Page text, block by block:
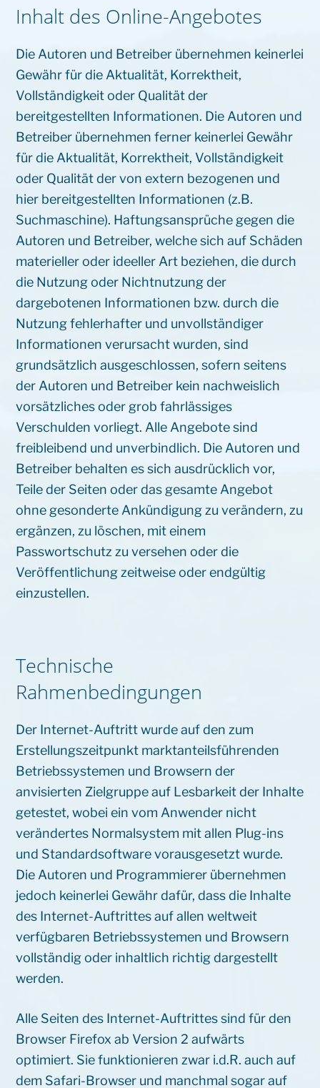
Inhalt des Online-Angebotes
Die Autoren und Betreiber übernehmen keinerlei
Gewähr für die Aktualität, Korrektheit,
Vollständigkeit oder Qualität der
bereitgestellten Informationen. Die Autoren und
Betreiber übernehmen ferner keinerlei Gewähr
für die Aktualität, Korrektheit, Vollständigkeit
oder Qualität der von extern bezogenen und
hier bereitgestellten Informationen (z.B.
Suchmaschine). Haftungsansprüche gegen die
Autoren und Betreiber, welche sich auf Schäden
materieller oder ideeller Art beziehen, die durch
die Nutzung oder Nichtnutzung der
dargebotenen Informationen bzw. durch die
Nutzung fehlerhafter und unvollständiger
Informationen verursacht wurden, sind
grundsätzlich ausgeschlossen, sofern seitens
der Autoren und Betreiber kein nachweislich
vorsätzliches oder grob fahrlässiges
Verschulden vorliegt. Alle Angebote sind
freibleibend und unverbindlich. Die Autoren und
Betreiber behalten es sich ausdrücklich vor,
Teile der Seiten oder das gesamte Angebot
ohne gesonderte Ankündigung zu verändern, zu
ergänzen, zu löschen, mit einem
Passwortschutz zu versehen oder die
Veröffentlichung zeitweise oder endgültig
einzustellen.
Technische
Rahmenbedingungen
Der Internet-Auftritt wurde auf den zum
Erstellungszeitpunkt marktanteilsführenden
Betriebssystemen und Browsern der
anvisierten Zielgruppe auf Lesbarkeit der Inhalte
getestet, wobei ein vom Anwender nicht
verändertes Normalsystem mit allen Plug-ins
und Standardsoftware vorausgesetzt wurde.
Die Autoren und Programmierer übernehmen
jedoch keinerlei Gewähr dafür, dass die Inhalte
des Internet-Auftrittes auf allen weltweit
verfügbaren Betriebssystemen und Browsern
vollständig oder inhaltlich richtig dargestellt
werden.
Alle Seiten des Internet-Auftrittes sind für den
Browser Firefox ab Version 2 aufwärts
optimiert. Sie funktionieren zwar i.d.R. auch auf
dem Safari-Browser und manchmal sogar auf